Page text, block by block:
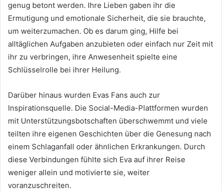
genug betont werden. Ihre Lieben gaben ihr die
Ermutigung und emotionale Sicherheit, die sie brauchte,
um weiterzumachen. Ob es darum ging, Hilfe bei
alltäglichen Aufgaben anzubieten oder einfach nur Zeit mit
ihr zu verbringen, ihre Anwesenheit spielte eine
Schlüsselrolle bei ihrer Heilung.
Darüber hinaus wurden Evas Fans auch zur
Inspirationsquelle. Die Social-Media-Plattformen wurden
mit Unterstützungsbotschaften überschwemmt und viele
teilten ihre eigenen Geschichten über die Genesung nach
einem Schlaganfall oder ähnlichen Erkrankungen. Durch
diese Verbindungen fühlte sich Eva auf ihrer Reise
weniger allein und motivierte sie, weiter
voranzuschreiten.